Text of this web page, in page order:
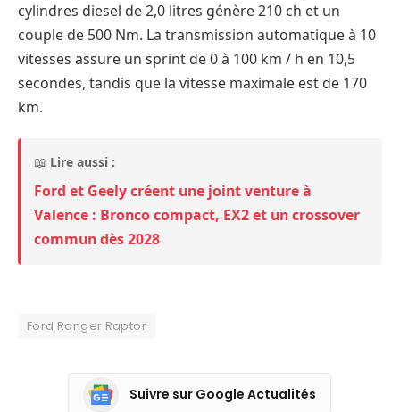
cylindres diesel de 2,0 litres génère 210 ch et un
couple de 500 Nm. La transmission automatique à 10
vitesses assure un sprint de 0 à 100 km / h en 10,5
secondes, tandis que la vitesse maximale est de 170
km.
📖 Lire aussi :
Ford et Geely créent une joint venture à
Valence : Bronco compact, EX2 et un crossover
commun dès 2028
Ford Ranger Raptor
Suivre sur Google Actualités